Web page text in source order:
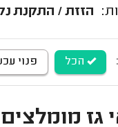
הזזת / התקנת
הכל פנוי
גז